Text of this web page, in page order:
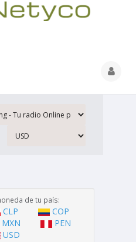
de tu país:
CLP
COP
MXN
PEN
USD